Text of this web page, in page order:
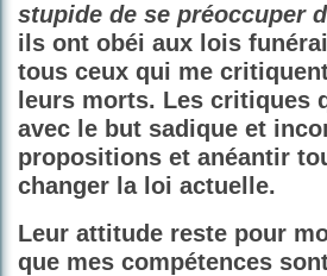
stupide de se préoccuper
ils ont obéi aux lois
tous ceux qui me
leurs morts. Les critiques
avec le but sadique et
propositions et anéantir
changer la loi actuelle.
Leur attitude reste pour
que mes compétences